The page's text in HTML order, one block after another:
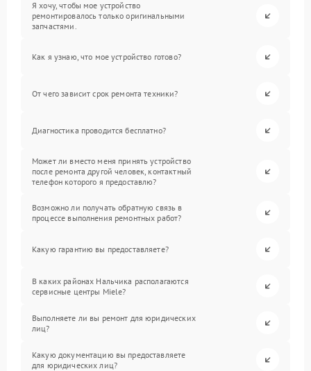
Я хочу, чтобы мое устройство
ремонтировалось только оригинальными
запчастями.
Как я узнаю, что мое устройство готово?
От чего зависит срок ремонта техники?
Диагностика проводится бесплатно?
Может ли вместо меня принять устройство
после ремонта другой человек, контактный
телефон которого я предоставлю?
Возможно ли получать обратную связь в
процессе выполнения ремонтных работ?
Какую гарантию вы предоставляете?
В каких районах Нальчика располагаются
сервисные центры Miele?
Выполняете ли вы ремонт для юридических
лиц?
Какую документацию вы предоставляете
для юридических лиц?